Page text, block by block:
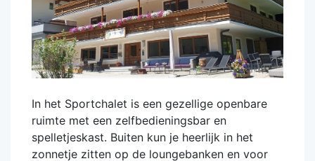
In het Sportchalet is een gezellige openbare
ruimte met een zelfbedieningsbar en
spelletjeskast. Buiten kun je heerlijk in het
zonnetje zitten op de loungebanken en voor